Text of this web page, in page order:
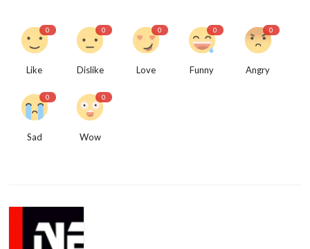
0
Like
0
Dislike
0
Love
0
Funny
0
Angry
0
Sad
0
Wow